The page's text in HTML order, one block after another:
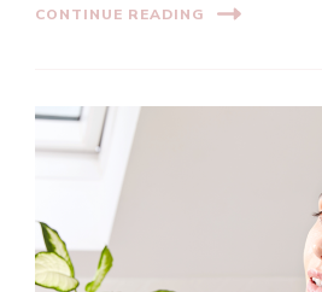
CONTINUE READING